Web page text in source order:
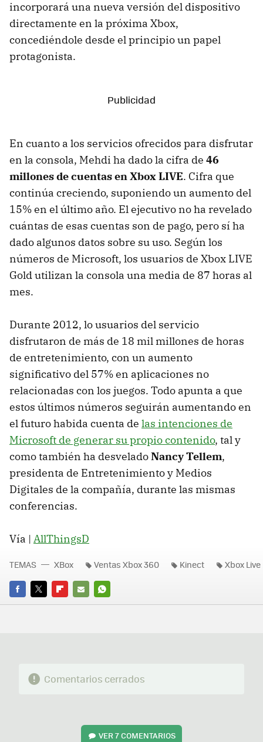
incorporará una nueva versión del dispositivo
directamente en la próxima Xbox,
concediéndole desde el principio un papel
protagonista.
En cuanto a los servicios ofrecidos para disfrutar
en la consola, Mehdi ha dado la cifra de 46
millones de cuentas en Xbox LIVE. Cifra que
continúa creciendo, suponiendo un aumento del
15% en el último año. El ejecutivo no ha revelado
cuántas de esas cuentas son de pago, pero sí ha
dado algunos datos sobre su uso. Según los
números de Microsoft, los usuarios de Xbox LIVE
Gold utilizan la consola una media de 87 horas al
mes.
Durante 2012, lo usuarios del servicio
disfrutaron de más de 18 mil millones de horas
de entretenimiento, con un aumento
significativo del 57% en aplicaciones no
relacionadas con los juegos. Todo apunta a que
estos últimos números seguirán aumentando en
el futuro habida cuenta de las intenciones de
Microsoft de generar su propio contenido, tal y
como también ha desveladoNancy Tellem,
presidenta de Entretenimiento y Medios
Digitales de la compañía, durante las mismas
conferencias.
Vía | AllThingsD
FACEBOOK
TWITTERFLIPBOARD
E-
WHATSAPP
TEMAS XBox Ventas Xbox 360 Kinect Xbox Live
Comentarios cerrados
VER7 COMENTARIOS